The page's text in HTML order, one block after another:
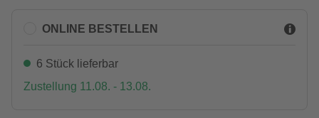
ONLINE BESTELLEN
6 Stück lieferbar
Zustellung 11.08. - 13.08.